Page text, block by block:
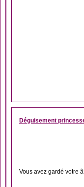
Déguisement
Vous avez gardé votre